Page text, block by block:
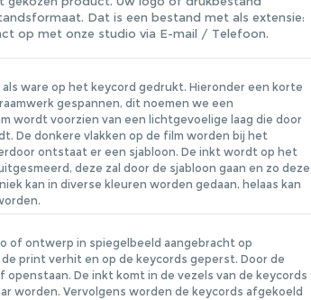
Dat is een bestand met als extensie:
op met onze studio via E-mail / Telefoon.
ware op het keycord gedrukt. Hieronder een korte
gespannen, dit noemen we een
wordt voorzien van een lichtgevoelige laag die door
De donkere vlakken op de film worden bij het
ontstaat er een sjabloon. De inkt wordt op het
deze zal door de sjabloon gaan en zo deze
kan in diverse kleuren worden gedaan, helaas kan
of ontwerp in spiegelbeeld aangebracht op
print verhit en op de keycords geperst. Door de
openstaan. De inkt komt in de vezels van de keycords
worden. Vervolgens worden de keycords afgekoeld